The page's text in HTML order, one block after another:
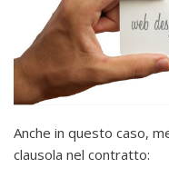
Anche in questo caso,
clausola nel contratto: